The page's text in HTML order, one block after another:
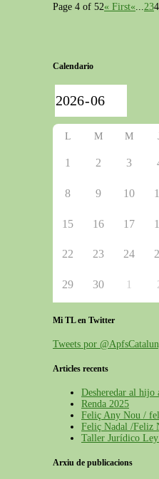
Page 4 of 52« First« 234
Calendario
L M M
1 2 3
8 9 10
15 16 17
22 23 24
29 30 1
Mi TL en Twitter
Tweets por
Articles recents
Desheredar al hijo
Renda 2025
Feliç Any Nou /
Feliç Nadal /Feliz
Taller Jurídico
Arxiu de publicacions